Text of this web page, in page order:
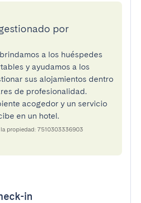
por
a los huéspedes
y ayudamos a los
sus alojamientos dentro
de profesionalidad.
acogedor y un servicio
en un hotel.
propiedad: 7510303336903
in